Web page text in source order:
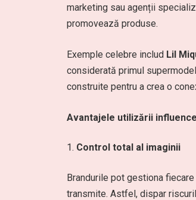
marketing sau agenții
promovează produse.
Exemple celebre includ Lil
considerată primul
construite pentru a crea o
Avantajele utilizării
Control total al imaginii
Brandurile pot gestiona
transmite. Astfel, dispar